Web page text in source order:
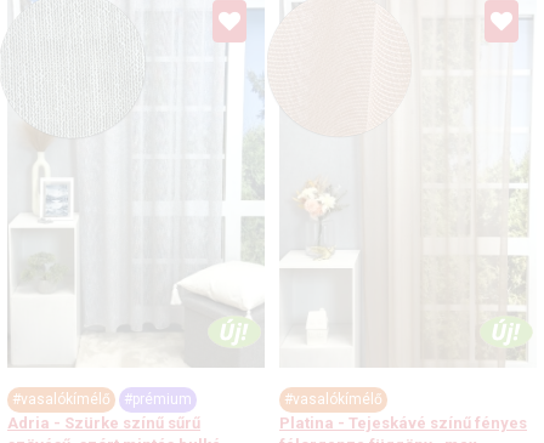
#vasalókímélő #prémium
Adria - Szürke színű sűrű
#vasalókímélő
Platina - Tejeskávé színű fényes